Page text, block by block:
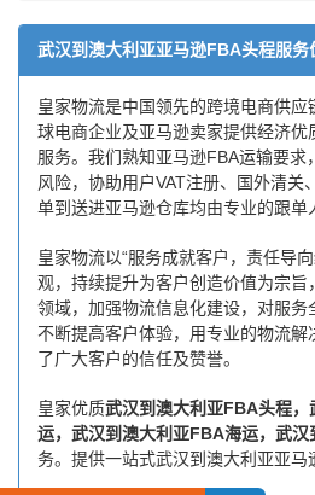
武汉到澳大利亚亚马逊FBA头程服务
皇家物流是中国领先的跨境电商供
球电商企业及亚马逊卖家提供经济优
服务。我们熟知亚马逊FBA运输要求
风险，协助用户VAT注册、国外清关
单到送进亚马逊仓库均由专业的跟单
皇家物流以“服务成就客户，责任导
观，持续提升为客户创造价值为宗
领域，加强物流信息化建设，对服务
不断提高客户体验，用专业的物流
了广大客户的信任及赞誉。
皇家优质武汉到澳大利亚FBA头程
运，武汉到澳大利亚FBA海运，武
务。提供一站式武汉到澳大利亚亚马